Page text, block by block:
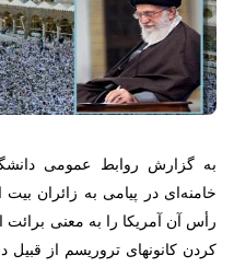
به گزارش روابط عمومی
خامنه‌ای در پیامی به زائران بیت
رأس آن آمریکا را به ‌معنی
کردن کانونهای تروریسم از